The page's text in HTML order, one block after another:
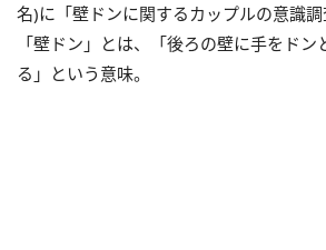
名)に「壁ドンに関するカップルの意識調
「壁ドン」とは、「後ろの壁に手をドン
る」という意味。